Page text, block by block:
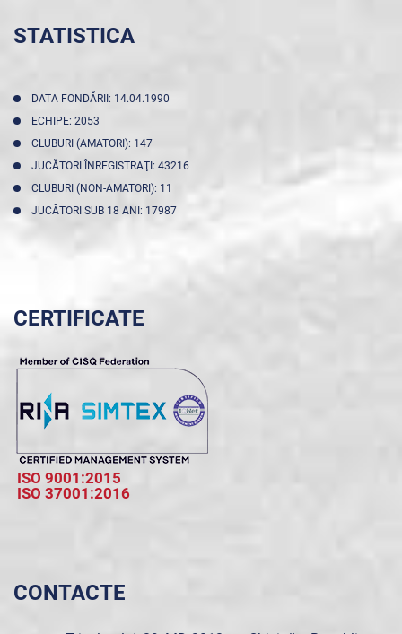
STATISTICA
DATA FONDĂRII: 14.04.1990
ECHIPE: 2053
CLUBURI (AMATORI): 147
JUCĂTORI ÎNREGISTRAŢI: 43216
CLUBURI (NON-AMATORI): 11
JUCĂTORI SUB 18 ANI: 17987
CERTIFICATE
ISO 9001:2015
ISO 37001:2016
CONTACTE